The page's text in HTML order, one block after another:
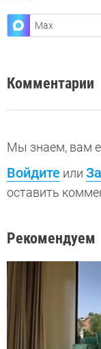
Max
Комментарии
Мы знаем, вам
Войдите или
оставить
Рекомендуем